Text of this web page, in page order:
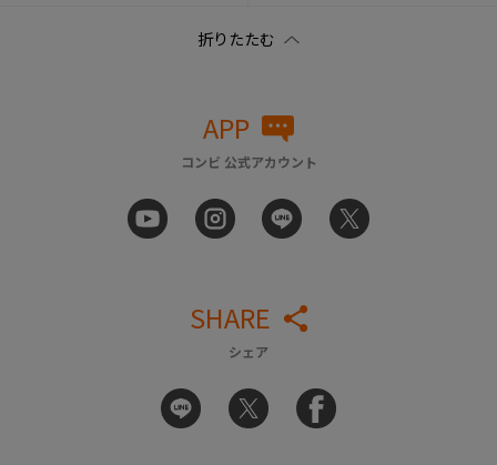
APP
コンビ 公式アカウント
SHARE
シェア